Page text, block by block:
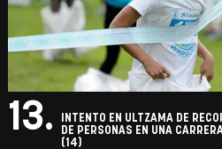
13.
INTENTO EN ULTZAMA DE
DE PERSONAS EN UNA
(14)